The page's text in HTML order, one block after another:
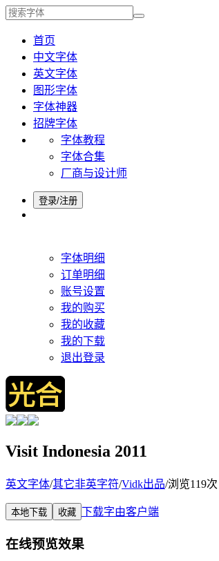
首页
中文字体
英文字体
图形字体
字体神器
招牌字体
字体教程
字体合集
厂商与设计师
登录/注册
字体明细
订单明细
账号设置
我的购买
我的收藏
我的下载
退出登录
Visit Indonesia 2011
英文字体/其它非英字符/Vidk出品/浏览119次
本地下载 收藏 下载字由客户端
在线预览效果